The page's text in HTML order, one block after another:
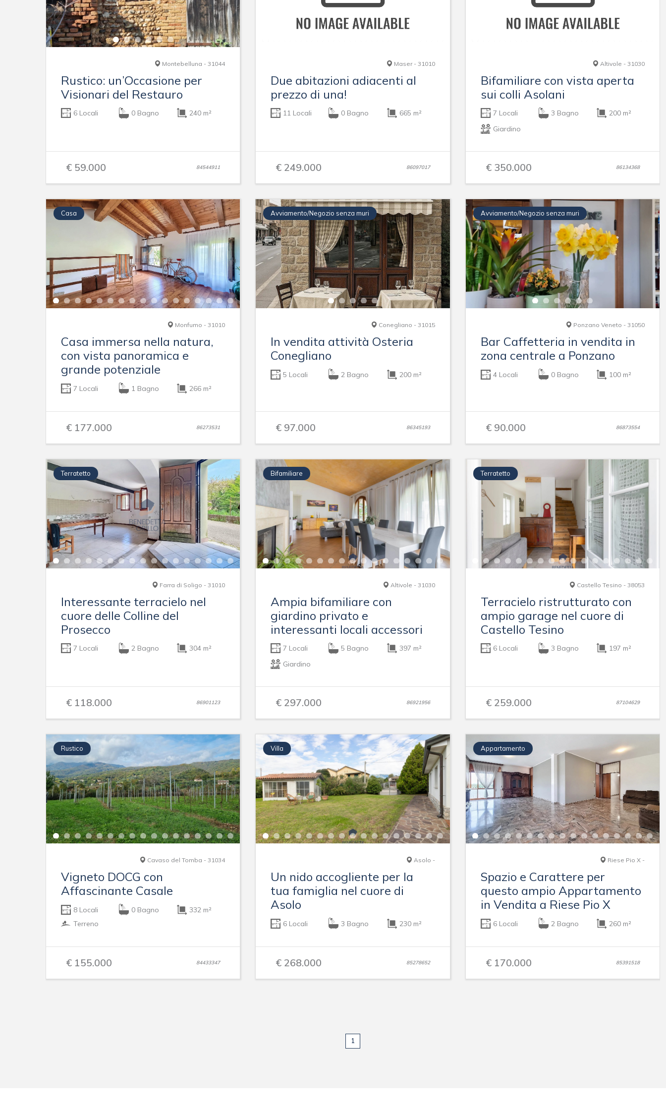
Montebelluna - 31044
Rustico: un’Occasione per
Visionari del Restauro
6 Locali 0 Bagno 240 m²
€ 59.000 84544911
Maser - 31010
Due abitazioni adiacenti al
prezzo di una!
11 Locali 0 Bagno 665 m²
€ 249.000 86097017
Altivole - 31030
Bifamiliare con vista aperta
sui colli Asolani
7 Locali 3 Bagno
200 m²
Giardino
€ 350.000 86134368
Casa
Monfumo - 31010
Casa immersa nella natura,
con vista panoramica e
grande potenziale
7 Locali 1 Bagno 266 m²
€ 177.000 86273531
Avviamento/Negozio senza muri
Conegliano - 31015
In vendita attività Osteria
Conegliano
5 Locali 2 Bagno 200 m²
€ 97.000 86345193
Avviamento/Negozio senza muri
Ponzano Veneto - 31050
Bar Caffetteria in vendita in
zona centrale a Ponzano
4 Locali 0 Bagno 100 m²
€ 90.000 86873554
Terratetto
Farra di Soligo - 31010
Interessante terracielo nel
cuore delle Colline del
Prosecco
7 Locali 2 Bagno 304 m²
€ 118.000 86901123
Bifamiliare
Altivole - 31030
Ampia bifamiliare con
giardino privato e
interessanti locali accessori
7 Locali 5 Bagno
397 m²
Giardino
€ 297.000 86921956
Terratetto
Castello Tesino - 38053
Terracielo ristrutturato con
ampio garage nel cuore di
Castello Tesino
6 Locali 3 Bagno 197 m²
€ 259.000 87104629
Rustico
Cavaso del Tomba - 31034
Vigneto DOCG con
Affascinante Casale
8 Locali 0 Bagno
332 m²
Terreno
€ 155.000 84433347
Villa
Asolo -
Un nido accogliente per la
tua famiglia nel cuore di
Asolo
6 Locali 3 Bagno 230 m²
€ 268.000 85278652
Appartamento
Riese Pio X -
Spazio e Carattere per
questo ampio Appartamento
in Vendita a Riese Pio X
6 Locali 2 Bagno 260 m²
€ 170.000 85391518
1